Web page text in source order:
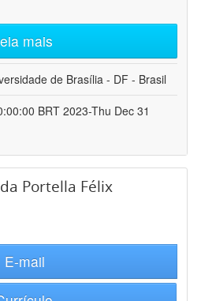
mais
de Brasília - DF - Brasil
BRT 2023-Thu Dec 31
Portella Félix
E-mail